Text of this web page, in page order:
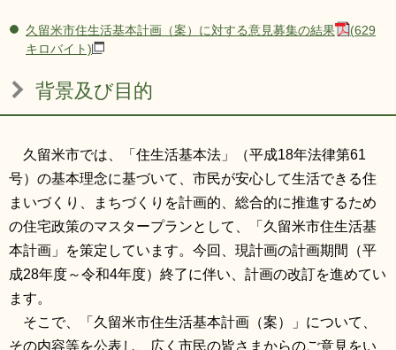
久留米市住生活基本計画（案）に対する意見募集の結果
(629
キロバイト)
背景及び目的
久留米市では、「住生活基本法」（平成18年法律第61
号）の基本理念に基づいて、市民が安心して生活できる住
まいづくり、まちづくりを計画的、総合的に推進するため
の住宅政策のマスタープランとして、「久留米市住生活基
本計画」を策定しています。今回、現計画の計画期間（平
成28年度～令和4年度）終了に伴い、計画の改訂を進めてい
ます。
そこで、「久留米市住生活基本計画（案）」について、
その内容等を公表し、広く市民の皆さまからのご意見をい